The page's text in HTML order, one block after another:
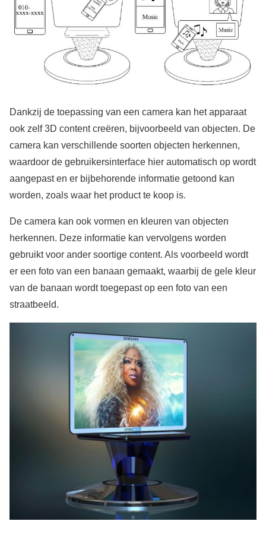
Dankzij de toepassing van een camera kan het apparaat
ook zelf 3D content creëren, bijvoorbeeld van objecten. De
camera kan verschillende soorten objecten herkennen,
waardoor de gebruikersinterface hier automatisch op wordt
aangepast en er bijbehorende informatie getoond kan
worden, zoals waar het product te koop is.
De camera kan ook vormen en kleuren van objecten
herkennen. Deze informatie kan vervolgens worden
gebruikt voor ander soortige content. Als voorbeeld wordt
er een foto van een banaan gemaakt, waarbij de gele kleur
van de banaan wordt toegepast op een foto van een
straatbeeld.